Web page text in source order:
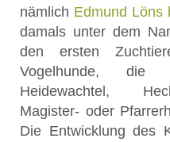
nämlich Edmund Löns
damals unter dem
den ersten
Vogelhunde,
Heidewachtel,
Magister- oder
Die Entwicklung des